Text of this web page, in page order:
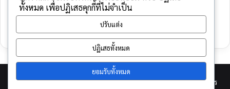
ของเชื้อไวรัสโควิด-๑๙ (COVID-19) (ฉบับที่ ๔)
© Copyright 2026, All Rights Reserved | พัฒนาโดย กิตติพันธ์ รัตนคร
ทั้งหมด เพื่อปฏิเสธคุกกี้ที่ไม่จำเป็น
ปรับแต่ง
ปฏิเสธทั้งหมด
ยอมรับทั้งหมด